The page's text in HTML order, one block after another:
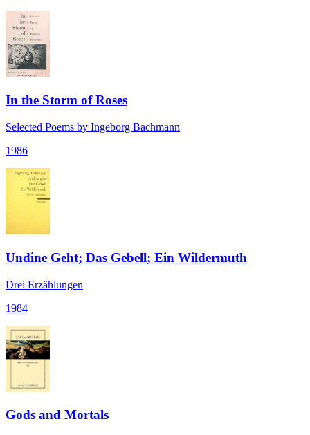
In the Storm of Roses
Selected Poems by Ingeborg Bachmann
1986
Undine Geht; Das Gebell; Ein Wildermuth
Drei Erzählungen
1984
Gods and Mortals